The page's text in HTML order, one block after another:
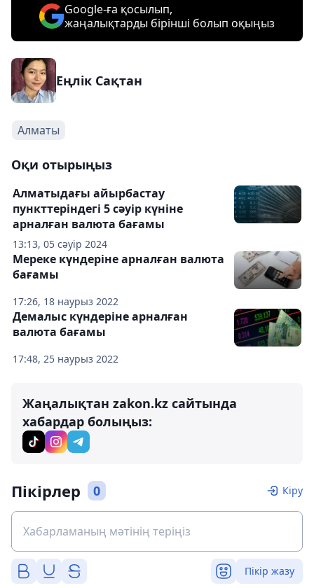
Google-ға қосылып,
жаңалықтарды бірінші болып оқыңыз
Еңлік Сақтан
Алматы
Оқи отырыңыз
13:13, 05 сәуір 2024
Алматыдағы айырбастау
пункттеріндегі 5 сәуір күніне
арналған валюта бағамы
17:26, 18 наурыз 2022
Мереке күндеріне арналған валюта
бағамы
17:48, 25 наурыз 2022
Демалыс күндеріне арналған
валюта бағамы
Жаңалықтан zakon.kz сайтында
хабардар болыңыз:
Пікірлер 0 Кіру
Пікір жазу